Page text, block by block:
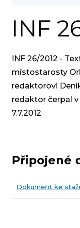
INF
INF 26/2012 -
místostarosty
redaktorovi
redaktor čerpal
7.7.2012
Připojené
Dokument ke